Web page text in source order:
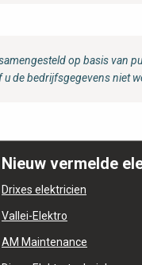
op basis van
de bedrijfsgegevens niet
Nieuw vermelde
Drixes elektricien
Vallei-Elektro
AM Maintenance